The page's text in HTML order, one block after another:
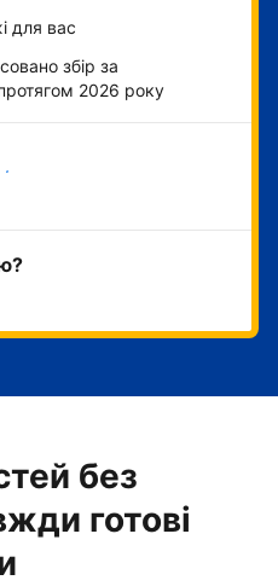
для вас
збір за
2026 року
без
готові